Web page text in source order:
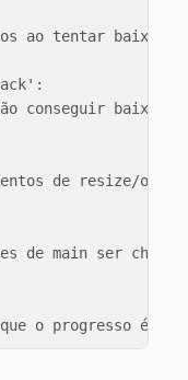
ao tentar baixar
conseguir baixar
de resize/
de main ser